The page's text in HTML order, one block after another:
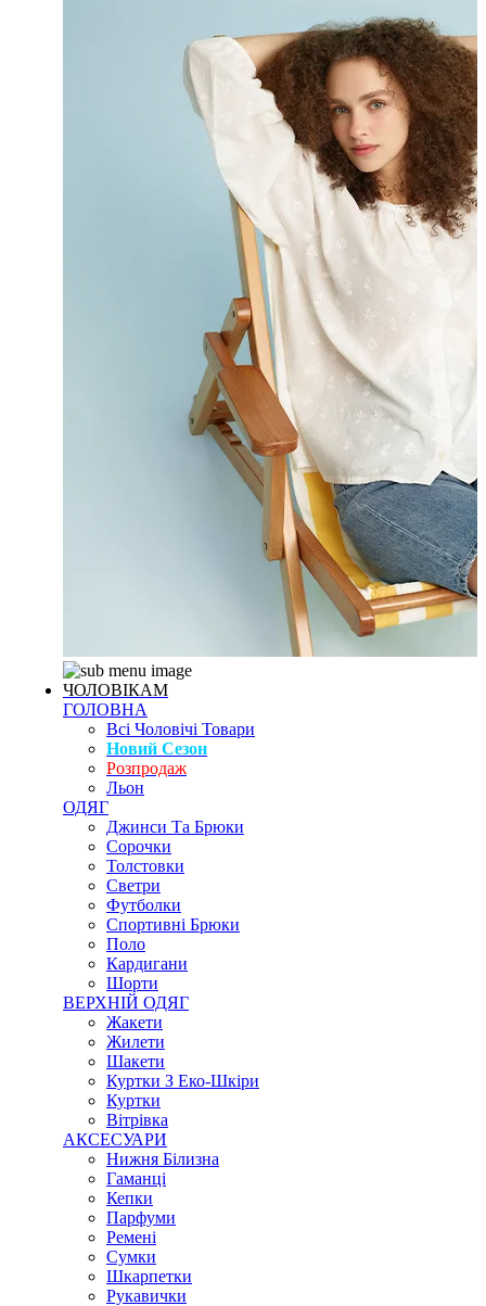
ЧОЛОВІКАМ
ГОЛОВНА
Всі Чоловічі Товари
Новий Сезон
Розпродаж
Льон
ОДЯГ
Джинси Та Брюки
Сорочки
Толстовки
Светри
Футболки
Спортивні Брюки
Поло
Кардигани
Шорти
ВЕРХНІЙ ОДЯГ
Жакети
Жилети
Шакети
Куртки З Еко-Шкіри
Куртки
Вітрівка
АКСЕСУАРИ
Нижня Білизна
Гаманці
Кепки
Парфуми
Ремені
Сумки
Шкарпетки
Рукавички